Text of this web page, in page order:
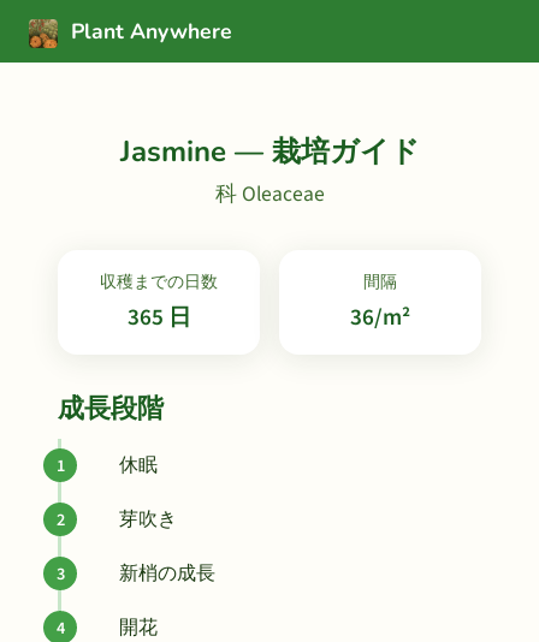
Plant Anywhere
Jasmine — 栽培ガイド
科 Oleaceae
収穫までの日数
365 日
間隔
36/m²
成長段階
休眠
芽吹き
新梢の成長
開花